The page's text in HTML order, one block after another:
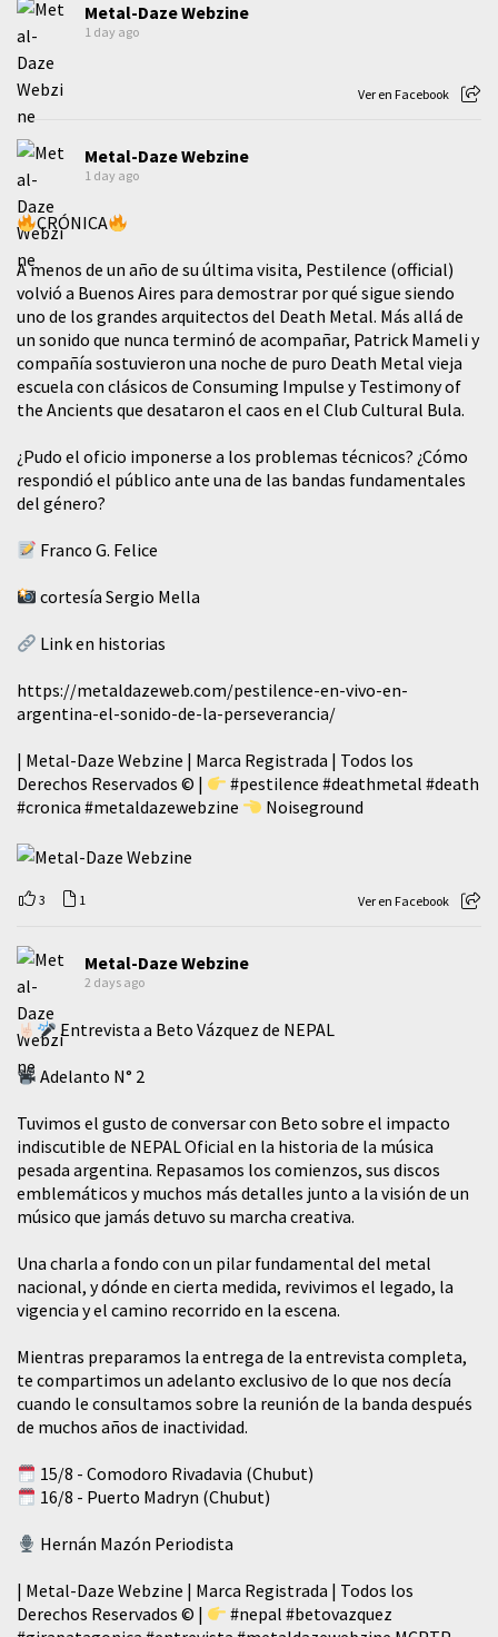
Metal-Daze Webzine
1 day ago
Ver en Facebook
Metal-Daze Webzine
1 day ago
CRÓNICA
A menos de un año de su última visita, Pestilence (official)
volvió a Buenos Aires para demostrar por qué sigue siendo
uno de los grandes arquitectos del Death Metal. Más allá de
un sonido que nunca terminó de acompañar, Patrick Mameli y
compañía sostuvieron una noche de puro Death Metal vieja
escuela con clásicos de Consuming Impulse y Testimony of
the Ancients que desataron el caos en el Club Cultural Bula.
¿Pudo el oficio imponerse a los problemas técnicos? ¿Cómo
respondió el público ante una de las bandas fundamentales
del género?
Franco G. Felice
cortesía Sergio Mella
Link en historias
https://metaldazeweb.com/pestilence-en-vivo-en-
argentina-el-sonido-de-la-perseverancia/
| Metal-Daze Webzine | Marca Registrada | Todos los
Derechos Reservados © |
#pestilence #deathmetal #death
#cronica #metaldazewebzine Noiseground
3 1 Ver en Facebook
Metal-Daze Webzine
2 days ago
Entrevista a Beto Vázquez de NEPAL
Adelanto N° 2
Tuvimos el gusto de conversar con Beto sobre el impacto
indiscutible de NEPAL Oficial en la historia de la música
pesada argentina. Repasamos los comienzos, sus discos
emblemáticos y muchos más detalles junto a la visión de un
músico que jamás detuvo su marcha creativa.
​Una charla a fondo con un pilar fundamental del metal
nacional, y dónde en cierta medida, revivimos el legado, la
vigencia y el camino recorrido en la escena.
Mientras preparamos la entrega de la entrevista completa,
te compartimos un adelanto exclusivo de lo que nos decía
cuando le consultamos sobre la reunión de la banda después
de muchos años de inactividad.
15/8 - Comodoro Rivadavia (Chubut)
16/8 - Puerto Madryn (Chubut)
Hernán Mazón Periodista
| Metal-Daze Webzine | Marca Registrada | Todos los
Derechos Reservados © |
#nepal #betovazquez